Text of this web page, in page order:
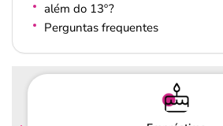
além do 13º?
Perguntas frequentes